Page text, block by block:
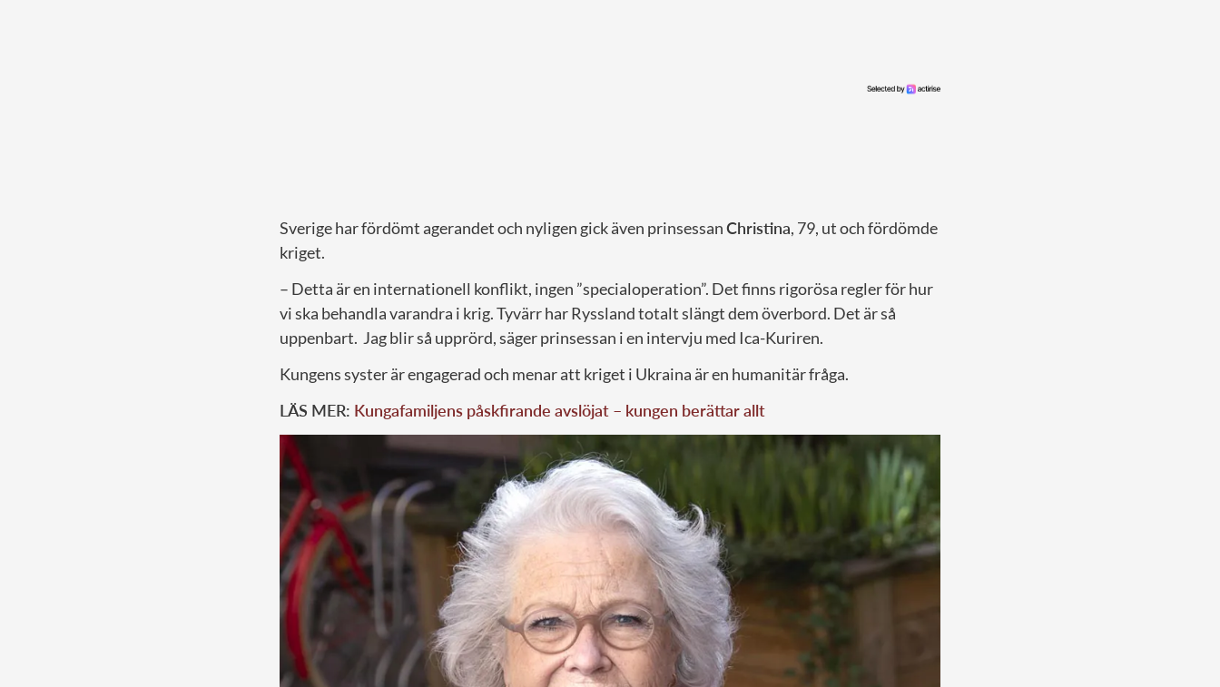
Sverige har fördömt agerandet och nyligen gick även prinsessanChristina, 79, ut och fördömde
kriget.
– Detta är en internationell konflikt, ingen ”specialoperation”. Det finns rigorösa regler för hur
vi ska behandla varandra i krig. Tyvärr har Ryssland totalt slängt dem överbord. Det är så
uppenbart. Jag blir så upprörd, säger prinsessan i en intervju med Ica-Kuriren.
Kungens syster är engagerad och menar att kriget i Ukraina är en humanitär fråga.
LÄS MER: Kungafamiljens påskfirande avslöjat – kungen berättar allt